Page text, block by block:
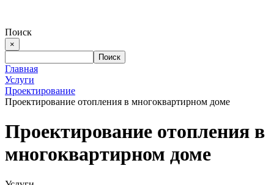
Поиск
×
Главная
Услуги
Проектирование
Проектирование отопления в многоквартирном доме
Проектирование отопления в
многоквартирном доме